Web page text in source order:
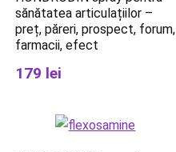
sănătatea articulațiilor –
preț, păreri, prospect, forum,
farmacii, efect
179 lei